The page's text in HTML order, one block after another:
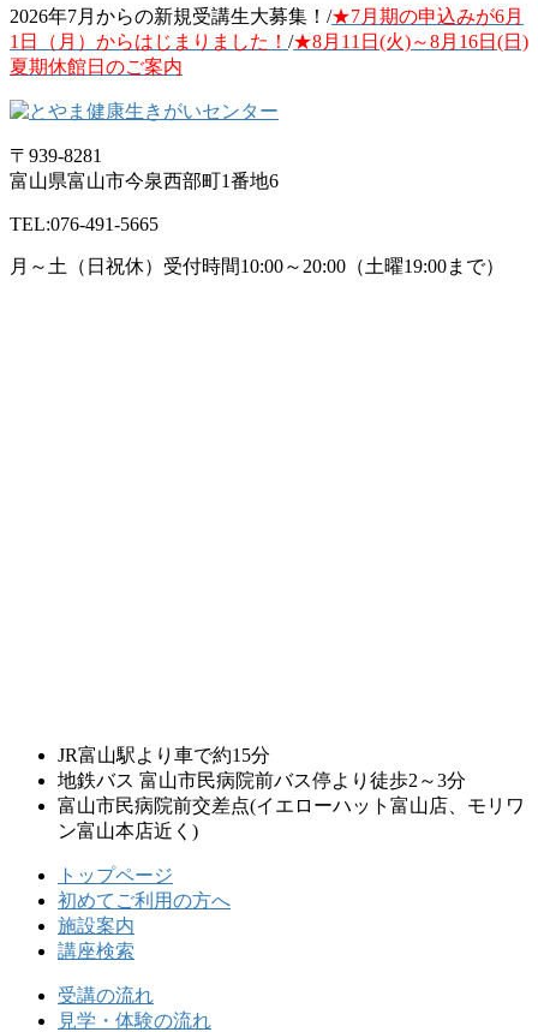
2026年7月からの新規受講生大募集！/★7月期の申込みが6月
1日（月）からはじまりました！ /★8月11日(火)～8月16日(日)
夏期休館日のご案内
〒939-8281
富山県富山市今泉西部町1番地6
TEL:076-491-5665
月～土（日祝休）受付時間10:00～20:00 （土曜19:00まで）
JR富山駅より車で約15分
地鉄バス 富山市民病院前バス停より徒歩2～3分
富山市民病院前交差点(イエローハット富山店、モリワ
ン富山本店近く)
トップページ
初めてご利用の方へ
施設案内
講座検索
受講の流れ
見学・体験の流れ